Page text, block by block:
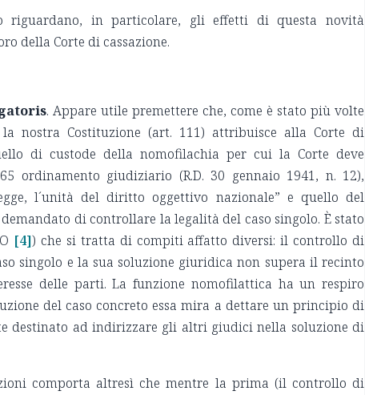
riguardano, in particolare, gli effetti di questa novità
della Corte di cassazione.
. Appare utile premettere che, come è stato più volte
nostra Costituzione (art. 111) attribuisce alla Corte di
di custode della nomofilachia per cui la Corte deve
ordinamento giudiziario (R.D. 30 gennaio 1941, n. 12),
l´unità del diritto oggettivo nazionale” e quello del
di controllare la legalità del caso singolo. È stato
[4]) che si tratta di compiti affatto diversi: il controllo di
singolo e la sua soluzione giuridica non supera il recinto
delle parti. La funzione nomofilattica ha un respiro
del caso concreto essa mira a dettare un principio di
destinato ad indirizzare gli altri giudici nella soluzione di
comporta altresì che mentre la prima (il controllo di